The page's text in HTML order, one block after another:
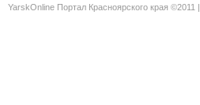
YarskOnline Портал Красноярского края ©2011 |